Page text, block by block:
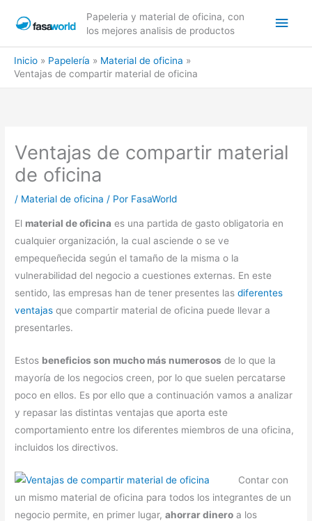
Papeleria y material de oficina, con
los mejores analisis de productos
Inicio Papelería
Material de oficina
Ventajas de compartir material de oficina
Ventajas de compartir material
de oficina
/ Material de oficina / Por FasaWorld
El material de oficina es una partida de gasto obligatoria en
cualquier organización, la cual asciende o se ve
empequeñecida según el tamaño de la misma o la
vulnerabilidad del negocio a cuestiones externas. En este
sentido, las empresas han de tener presentes lasdiferentes
ventajas que compartir material de oficina puede llevar a
presentarles.
Estos beneficios son mucho más numerosos de lo que la
mayoría de los negocios creen, por lo que suelen percatarse
poco en ellos. Es por ello que a continuación vamos a analizar
y repasar las distintas ventajas que aporta este
comportamiento entre los diferentes miembros de una oficina,
incluidos los directivos.
Contar con
un mismo material de oficina para todos los integrantes de un
negocio permite, en primer lugar,ahorrar dinero a los